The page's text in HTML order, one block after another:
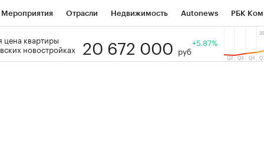
Мероприятия Отрасли Недвижимость Autonews РБК
РБК Образование Тренды
цена квартиры
новостройках
20 672 000 руб
+5.87%